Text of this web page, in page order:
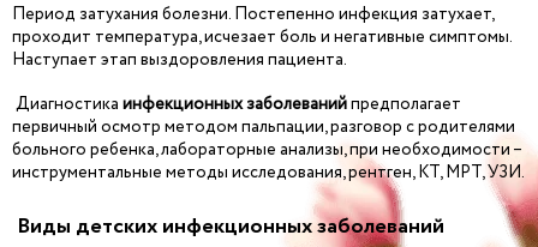
Период затухания болезни. Постепенно инфекция затухает,
проходит температура, исчезает боль и негативные симптомы.
Наступает этап выздоровления пациента.
Диагностика инфекционных заболеванийпредполагает
первичный осмотр методом пальпации, разговор с родителями
больного ребенка, лабораторные анализы, при необходимости –
инструментальные методы исследования, рентген, КТ, МРТ, УЗИ.
Виды детских инфекционных заболеваний